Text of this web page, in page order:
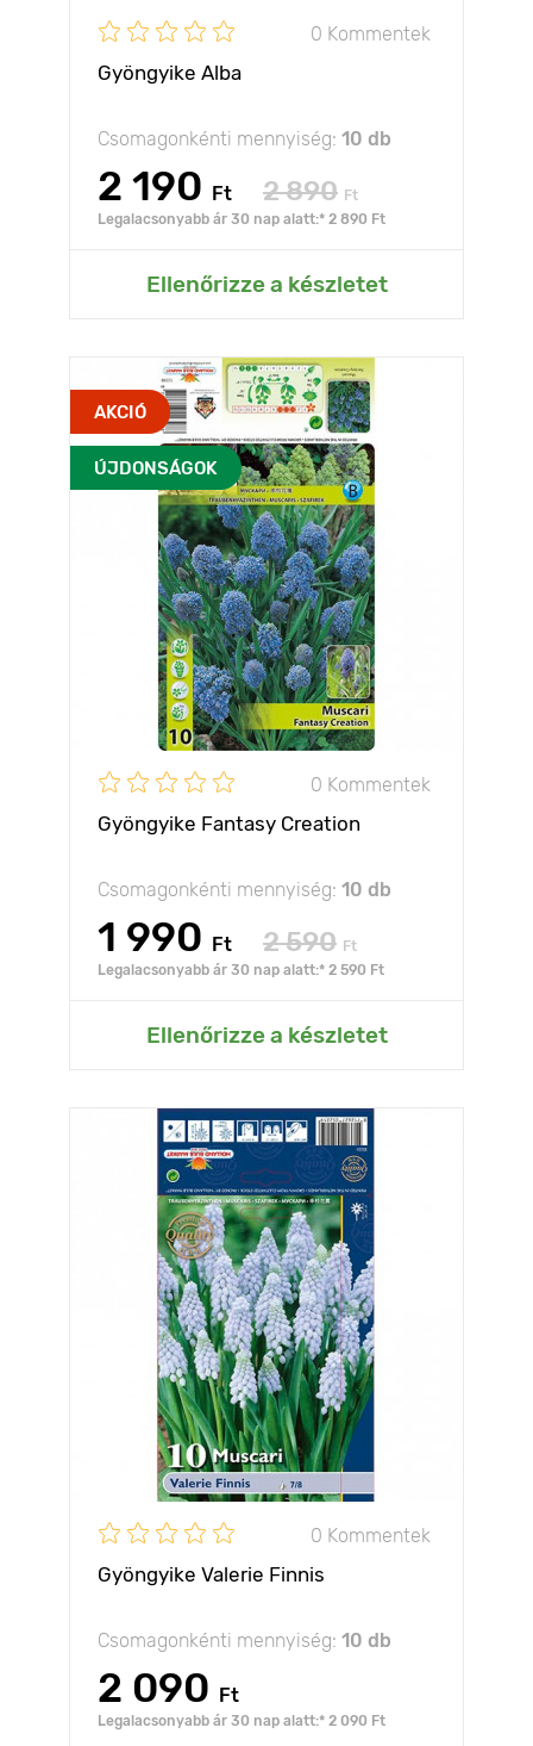
0 Kommentek
Gyöngyike Alba
Csomagonkénti mennyiség: 10 db
2 190 Ft 2 890 Ft
Legalacsonyabb ár 30 nap alatt:* 2 890 Ft
Ellenőrizze a készletet
AKCIÓ
ÚJDONSÁGOK
0 Kommentek
Gyöngyike Fantasy Creation
Csomagonkénti mennyiség: 10 db
1 990 Ft 2 590 Ft
Legalacsonyabb ár 30 nap alatt:* 2 590 Ft
Ellenőrizze a készletet
0 Kommentek
Gyöngyike Valerie Finnis
Csomagonkénti mennyiség: 10 db
2 090 Ft
Legalacsonyabb ár 30 nap alatt:* 2 090 Ft